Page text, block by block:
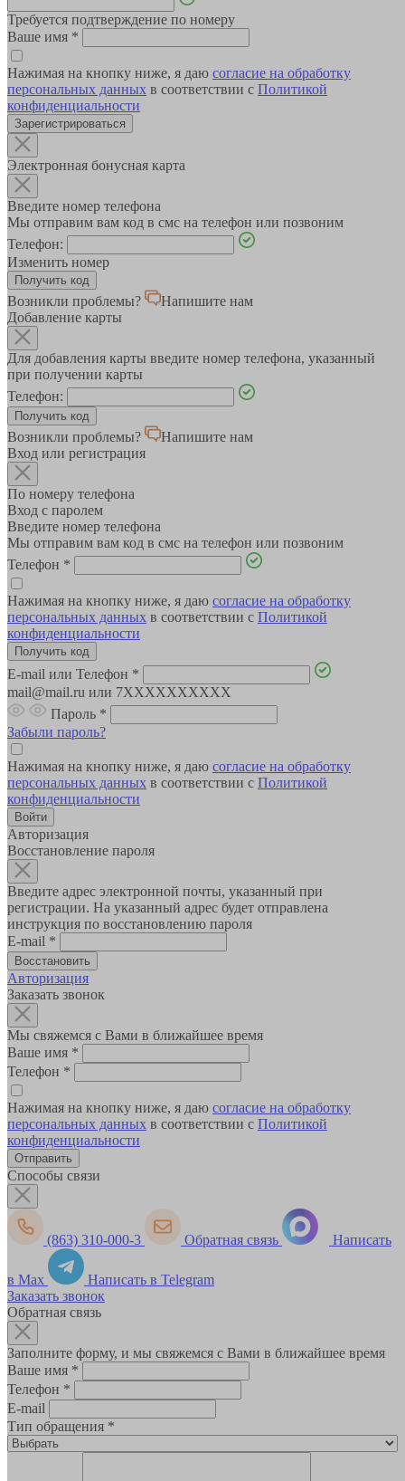
Требуется подтверждение по номеру
Ваше имя *
Нажимая на кнопку ниже, я даю согласие на обработку
персональных данных в соответствии с Политикой
конфиденциальности
Зарегистрироваться
Электронная бонусная карта
Введите номер телефона
Мы отправим вам код в смс на телефон или позвоним
Телефон:
Изменить номер
Возникли проблемы?
Напишите нам
Добавление карты
Для добавления карты введите номер телефона, указанный
при получении карты
Телефон:
Возникли проблемы?
Напишите нам
Вход или регистрация
По номеру телефона
Вход с паролем
Введите номер телефона
Мы отправим вам код в смс на телефон или позвоним
Телефон *
Нажимая на кнопку ниже, я даю согласие на обработку
персональных данных в соответствии с Политикой
конфиденциальности
E-mail или Телефон *
mail@mail.ru или 7XXXXXXXXXX
Пароль *
Забыли пароль?
Нажимая на кнопку ниже, я даю согласие на обработку
персональных данных в соответствии с Политикой
конфиденциальности
Авторизация
Восстановление пароля
Введите адрес электронной почты, указанный при
регистрации. На указанный адрес будет отправлена
инструкция по восстановлению пароля
E-mail *
Авторизация
Заказать звонок
Мы свяжемся с Вами в ближайшее время
Ваше имя *
Телефон *
Нажимая на кнопку ниже, я даю согласие на обработку
персональных данных в соответствии с Политикой
конфиденциальности
Способы связи
(863) 310-000-3 Обратная связь Написать
в Max
Написать в Telegram
Заказать звонок
Обратная связь
Заполните форму, и мы свяжемся с Вами в ближайшее время
Ваше имя *
Телефон *
E-mail
Тип обращения *